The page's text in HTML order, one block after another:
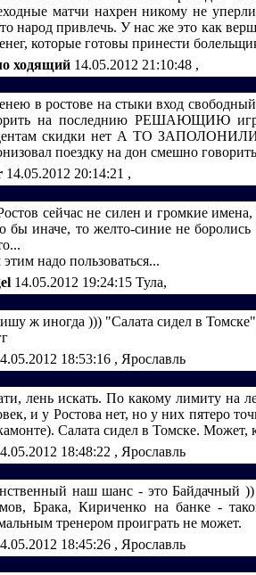
матчи нахрен никому не
народ привлечь. У нас же это как
которые готовы принести
ходящий 14.05.2012 21:10:48 ,
в ростове на стыки вход
на последнию РЕШАЮЩИЮ
скидки нет А ТО
поездку на дон смешно
14.05.2012 20:14:21 ,
сейчас не силен и громкие
бы иначе, то желто-синие не
надо пользоваться...
14.05.2012 19:24:15 Тула,
ж иногда ))) "Салата сидел в
18:53:16 , Ярославль
лень искать. По какому лимиту на
и у Ростова нет, но у них пятеро
Салата сидел в Томске. Может,
18:48:22 , Ярославль
наш шанс - это Байдачный
Брака, Кириченко на банке -
тренером проиграть не может.
18:45:26 , Ярославль